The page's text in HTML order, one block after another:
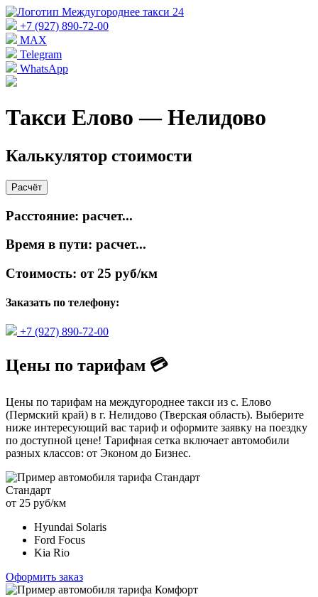
+7 (927) 890-72-00
MAX
Telegram
WhatsApp
Такси Елово — Нелидово
Калькулятор стоимости
Расчёт
Расстояние: расчет...
Время в пути: расчет...
Стоимость: от 25 руб/км
Заказать по телефону:
+7 (927) 890-72-00
Цены по тарифам 💳
Цены по тарифам на междугороднее такси из с. Елово
(Пермский край) в г. Нелидово (Тверская область). Выберите
ниже интересующий вас тариф и оформите заявку на поездку
по доступной цене! Тарифная сетка включает автомобили
разных классов: от Эконом до Бизнес.
Стандарт
от 25 руб/км
Hyundai Solaris
Ford Focus
Kia Rio
Оформить заказ